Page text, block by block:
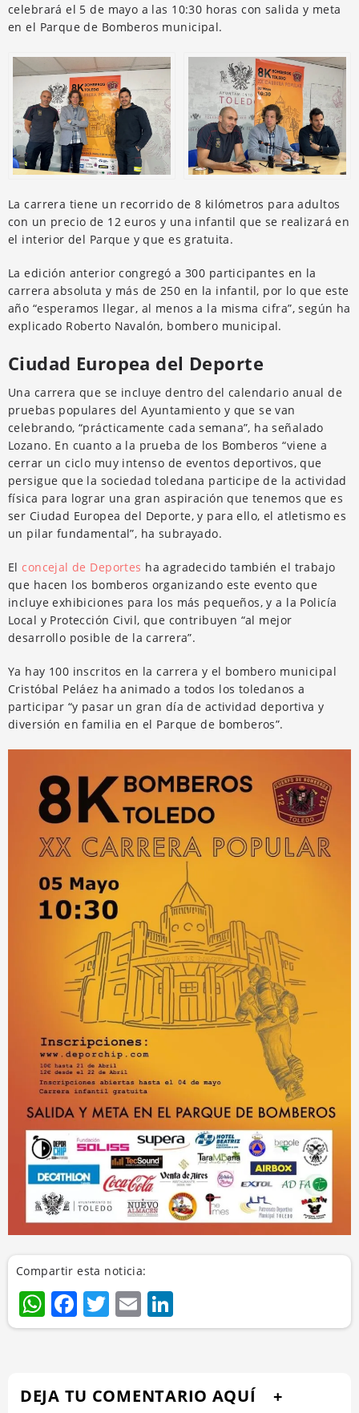
celebrará el 5 de mayo a las 10:30 horas con salida y meta
en el Parque de Bomberos municipal.
La carrera tiene un recorrido de 8 kilómetros para adultos
con un precio de 12 euros y una infantil que se realizará en
el interior del Parque y que es gratuita.
La edición anterior congregó a 300 participantes en la
carrera absoluta y más de 250 en la infantil, por lo que este
año “esperamos llegar, al menos a la misma cifra”, según ha
explicado Roberto Navalón, bombero municipal.
Ciudad Europea del Deporte
Una carrera que se incluye dentro del calendario anual de
pruebas populares del Ayuntamiento y que se van
celebrando, “prácticamente cada semana”, ha señalado
Lozano. En cuanto a la prueba de los Bomberos “viene a
cerrar un ciclo muy intenso de eventos deportivos, que
persigue que la sociedad toledana participe de la actividad
física para lograr una gran aspiración que tenemos que es
ser Ciudad Europea del Deporte, y para ello, el atletismo es
un pilar fundamental”, ha subrayado.
El concejal de Deportes ha agradecido también el trabajo
que hacen los bomberos organizando este evento que
incluye exhibiciones para los más pequeños, y a la Policía
Local y Protección Civil, que contribuyen “al mejor
desarrollo posible de la carrera”.
Ya hay 100 inscritos en la carrera y el bombero municipal
Cristóbal Peláez ha animado a todos los toledanos a
participar “y pasar un gran día de actividad deportiva y
diversión en familia en el Parque de bomberos”.
Compartir esta noticia:
WhatsApp
Facebook
Twitter
Email
DEJA TU COMENTARIO AQUÍ